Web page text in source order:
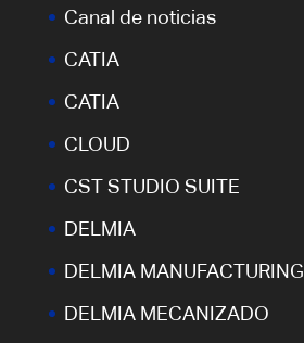
Canal de noticias
CATIA
CATIA
CLOUD
CST STUDIO SUITE
DELMIA
DELMIA MANUFACTURING
DELMIA MECANIZADO